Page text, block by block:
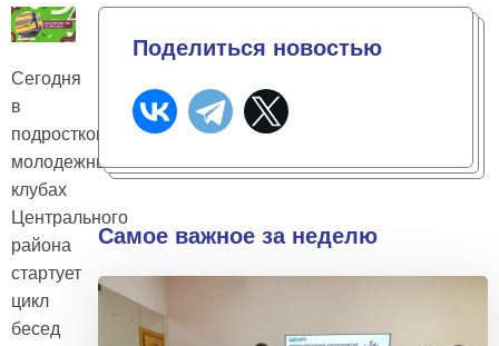
Сегодня
в
подростково-
молодежных
клубах
Центрального
района
стартует
цикл
бесед
Поделиться новостью
Самое важное за неделю